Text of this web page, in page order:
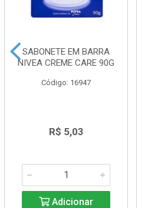
SABONETE EM BARRA
NIVEA CREME CARE 90G
Código: 16947
R$ 5,03
Adicionar